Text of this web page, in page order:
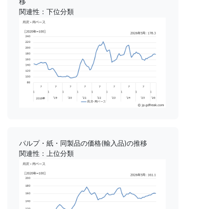
関連性：下位分類
パルプ・紙・同製品の価格(輸入品)の推移
関連性：上位分類